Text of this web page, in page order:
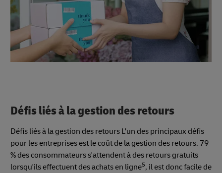
Défis liés à la gestion des retours
Défis liés à la gestion des retours L'un des principaux défis
pour les entreprises est le coût de la gestion des retours. 79
% des consommateurs s'attendent à des retours gratuits
lorsqu'ils effectuent des achats en ligne5, il est donc facile de